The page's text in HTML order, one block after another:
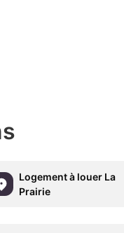
Logement à louer La
Prairie